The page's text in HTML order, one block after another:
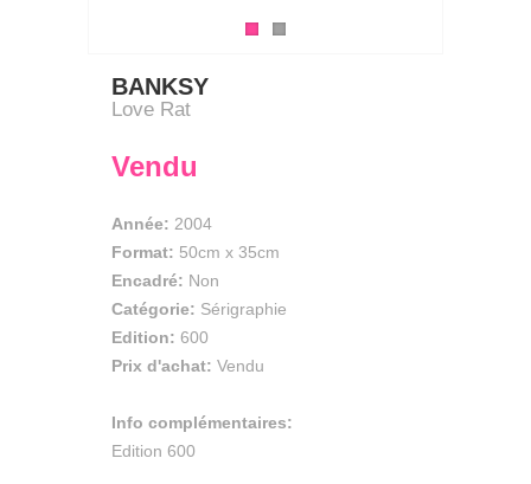
BANKSY
Love Rat
Vendu
Année: 2004
Format: 50cm x 35cm
Encadré: Non
Catégorie: Sérigraphie
Edition: 600
Prix d'achat: Vendu
Info complémentaires:
Edition 600